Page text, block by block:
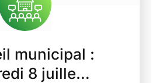
municipal :
8 juille…